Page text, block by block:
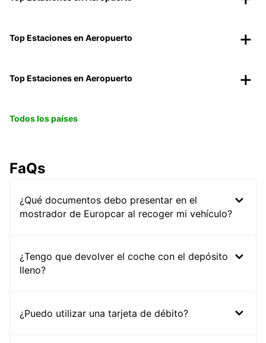
Top Estaciones en Aeropuerto
Top Estaciones en Aeropuerto
Todos los países
FaQs
¿Qué documentos debo presentar en el
mostrador de Europcar al recoger mi vehículo?
¿Tengo que devolver el coche con el depósito
lleno?
¿Puedo utilizar una tarjeta de débito?